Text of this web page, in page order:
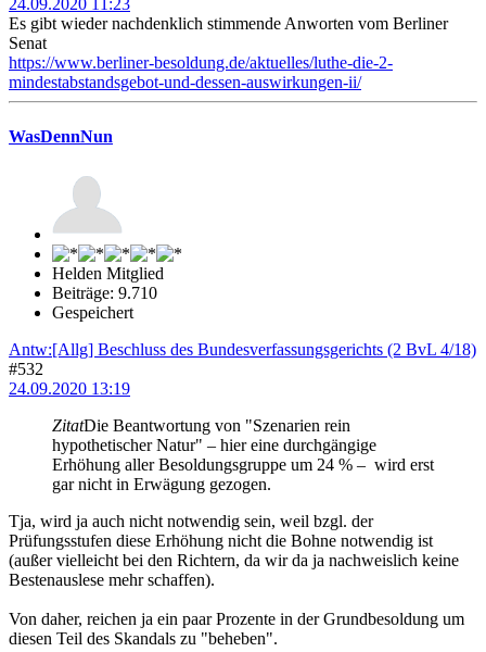
24.09.2020 11:23
Es gibt wieder nachdenklich stimmende Anworten vom Berliner
Senat
https://www.berliner-besoldung.de/aktuelles/luthe-die-2-
mindestabstandsgebot-und-dessen-auswirkungen-ii/
WasDennNun
Helden Mitglied
Beiträge: 9.710
Gespeichert
Antw:[Allg] Beschluss des Bundesverfassungsgerichts (2 BvL 4/18)
#532
24.09.2020 13:19
ZitatDie Beantwortung von "Szenarien rein
hypothetischer Natur" – hier eine durchgängige
Erhöhung aller Besoldungsgruppe um 24 % – wird erst
gar nicht in Erwägung gezogen.
Tja, wird ja auch nicht notwendig sein, weil bzgl. der
Prüfungsstufen diese Erhöhung nicht die Bohne notwendig ist
(außer vielleicht bei den Richtern, da wir da ja nachweislich keine
Bestenauslese mehr schaffen).
Von daher, reichen ja ein paar Prozente in der Grundbesoldung um
diesen Teil des Skandals zu "beheben".